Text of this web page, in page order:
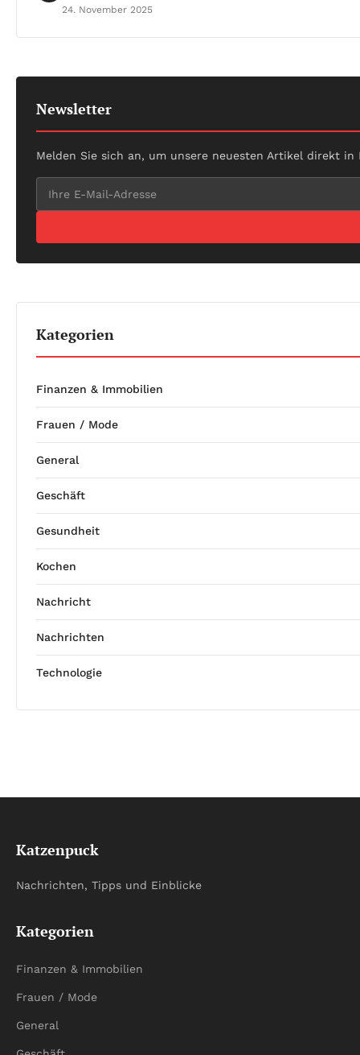
24. November 2025
Newsletter
Melden Sie sich an, um unsere neuesten Artikel direkt
Kategorien
Finanzen & Immobilien
Frauen / Mode
General
Geschäft
Gesundheit
Kochen
Nachricht
Nachrichten
Technologie
Katzenpuck
Nachrichten, Tipps und Einblicke
Kategorien
Finanzen & Immobilien
Frauen / Mode
General